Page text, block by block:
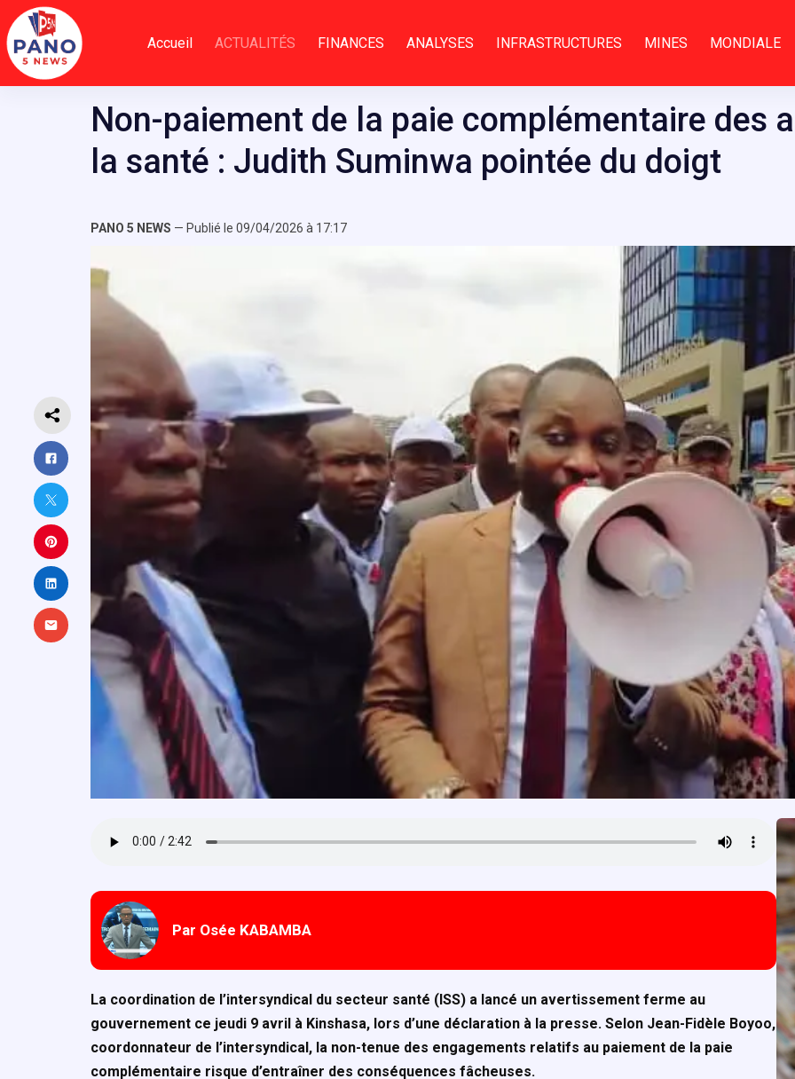
Passer
au
contenu
Accueil ACTUALITÉS FINANCES ANALYSES INFRASTRUCTURES MINES MONDIALE
Non-paiement de la paie complémentaire des
la santé : Judith Suminwa pointée du doigt
PANO 5 NEWS — Publié le 09/04/2026 à 17:17
Par Osée KABAMBA
La coordination de l’intersyndical du secteur santé (ISS) a lancé un avertissement ferme au
gouvernement ce jeudi 9 avril à Kinshasa, lors d’une déclaration à la presse. Selon Jean-Fidèle Boyoo,
coordonnateur de l’intersyndical, la non-tenue des engagements relatifs au paiement de la paie
complémentaire risque d’entraîner des conséquences fâcheuses.